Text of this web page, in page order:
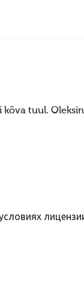
kõva tuul.